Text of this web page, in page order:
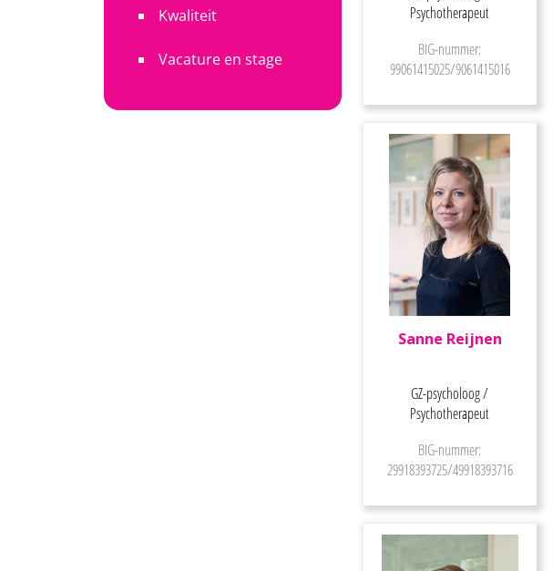
Kwaliteit
Vacature en stage
Psychotherapeut
BIG-nummer:
99061415025/9061415016
Sanne Reijnen
GZ-psycholoog /
Psychotherapeut
BIG-nummer:
29918393725/49918393716